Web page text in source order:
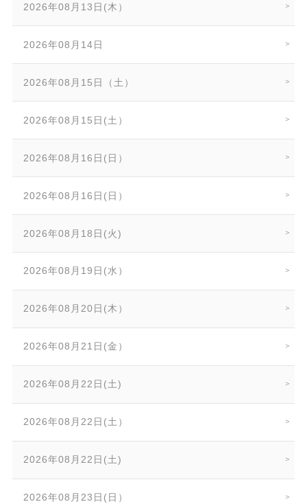
2026年08月13日(木）
2026年08月14日
2026年08月15日（土）
2026年08月15日(土）
2026年08月16日(日）
2026年08月16日(日）
2026年08月18日(火)
2026年08月19日(水）
2026年08月20日(木）
2026年08月21日(金）
2026年08月22日(土)
2026年08月22日(土）
2026年08月22日(土)
2026年08月23日(日）